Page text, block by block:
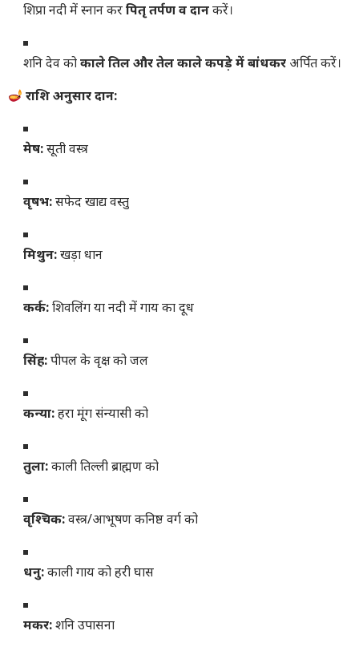
शिप्रा नदी में स्नान करपितृ तर्पण व दानकरें।
शनि देव कोकाले तिल और तेल काले कपड़े में बांधकर अर्पित करें।
राशि अनुसार दान:
मेष:सूती वस्त्र
वृषभ:सफेद खाद्य वस्तु
मिथुन:खड़ा धान
कर्क:शिवलिंग या नदी में गाय का दूध
सिंह:पीपल के वृक्ष को जल
कन्या:हरा मूंग संन्यासी को
तुला:काली तिल्ली ब्राह्मण को
वृश्चिक:वस्त्र/आभूषण कनिष्ठ वर्ग को
धनु:काली गाय को हरी घास
मकर:शनि उपासना